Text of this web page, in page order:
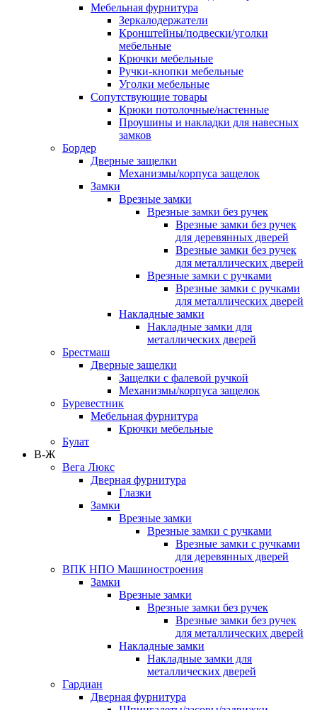
Мебельная фурнитура
Зеркалодержатели
Кронштейны/подвески/уголки
мебельные
Крючки мебельные
Ручки-кнопки мебельные
Уголки мебельные
Сопутствующие товары
Крюки потолочные/настенные
Проушины и накладки для навесных
замков
Бордер
Дверные защелки
Механизмы/корпуса защелок
Замки
Врезные замки
Врезные замки без ручек
Врезные замки без ручек
для деревянных дверей
Врезные замки без ручек
для металлических дверей
Врезные замки с ручками
Врезные замки с ручками
для металлических дверей
Накладные замки
Накладные замки для
металлических дверей
Брестмаш
Дверные защелки
Защелки с фалевой ручкой
Механизмы/корпуса защелок
Буревестник
Мебельная фурнитура
Крючки мебельные
Булат
В-Ж
Вега Люкс
Дверная фурнитура
Глазки
Замки
Врезные замки
Врезные замки с ручками
Врезные замки с ручками
для деревянных дверей
ВПК НПО Машиностроения
Замки
Врезные замки
Врезные замки без ручек
Врезные замки без ручек
для металлических дверей
Накладные замки
Накладные замки для
металлических дверей
Гардиан
Дверная фурнитура